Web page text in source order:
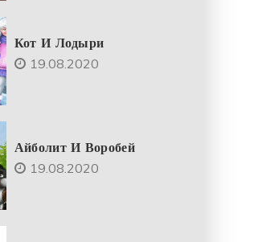
Кот И Лодыри
19.08.2020
Айболит И Воробей
19.08.2020